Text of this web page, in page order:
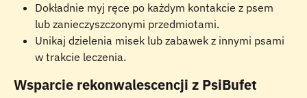
Dokładnie myj ręce po każdym kontakcie z psem
lub zanieczyszczonymi przedmiotami.
Unikaj dzielenia misek lub zabawek z innymi psami
w trakcie leczenia.
Wsparcie rekonwalescencji z PsiBufet